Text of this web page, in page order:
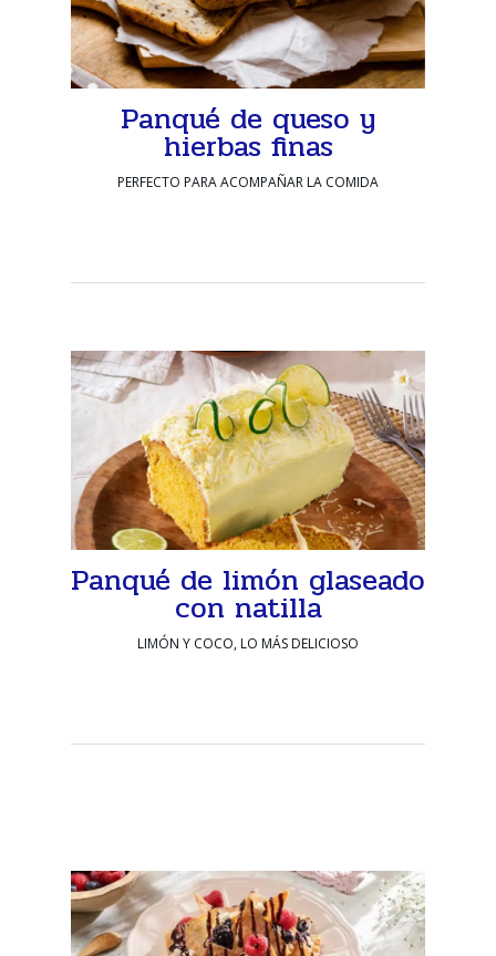
Panqué de queso y
hierbas finas
PERFECTO PARA ACOMPAÑAR LA COMIDA
Panqué de limón glaseado
con natilla
LIMÓN Y COCO, LO MÁS DELICIOSO